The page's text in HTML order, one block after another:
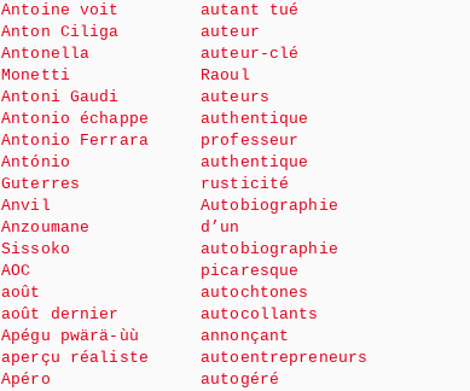
Antoine voit
Anton Ciliga
Antonella
Monetti
Antoni Gaudi
Antonio échappe
Antonio Ferrara
António
Guterres
Anvil
Anzoumane
Sissoko
AOC
août
août dernier
Apégu pwärä-ùù
aperçu réaliste
Apéro
autant tué
auteur
auteur-clé
Raoul
auteurs
authentique
professeur
authentique
rusticité
Autobiographie
d’un
autobiographie
picaresque
autochtones
autocollants
annonçant
autoentrepreneurs
autogéré